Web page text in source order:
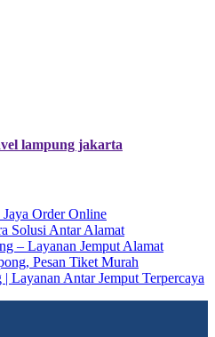
lampung jakarta
Order Online
Solusi Antar Alamat
– Layanan Jemput Alamat
Pesan Tiket Murah
Layanan Antar Jemput Terpercaya